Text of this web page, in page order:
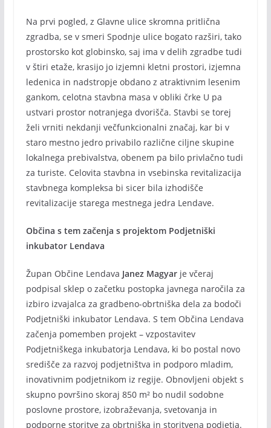
Na prvi pogled, z Glavne ulice skromna pritlična
zgradba, se v smeri Spodnje ulice bogato razširi, tako
prostorsko kot globinsko, saj ima v delih zgradbe tudi
v štiri etaže, krasijo jo izjemni kletni prostori, izjemna
ledenica in nadstropje obdano z atraktivnim lesenim
gankom, celotna stavbna masa v obliki črke U pa
ustvari prostor notranjega dvorišča. Stavbi se torej
želi vrniti nekdanji večfunkcionalni značaj, kar bi v
staro mestno jedro privabilo različne ciljne skupine
lokalnega prebivalstva, obenem pa bilo privlačno tudi
za turiste. Celovita stavbna in vsebinska revitalizacija
stavbnega kompleksa bi sicer bila izhodišče
revitalizacije starega mestnega jedra Lendave.
Občina s tem začenja s projektom Podjetniški
inkubator Lendava
Župan Občine Lendava Janez Magyarje včeraj
podpisal sklep o začetku postopka javnega naročila za
izbiro izvajalca za gradbeno-obrtniška dela za bodoči
Podjetniški inkubator Lendava. S tem Občina Lendava
začenja pomemben projekt – vzpostavitev
Podjetniškega inkubatorja Lendava, ki bo postal novo
središče za razvoj podjetništva in podporo mladim,
inovativnim podjetnikom iz regije. Obnovljeni objekt s
skupno površino skoraj 850 m² bo nudil sodobne
poslovne prostore, izobraževanja, svetovanja in
podporne storitve za obrtniška in storitvena podjetja.